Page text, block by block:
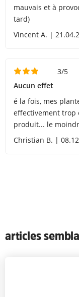
mauvais et à
tard)
Vincent A. |
3/5
Aucun effet
é la fois, mes
effectivement trop
produit... le
Christian B. |
articles